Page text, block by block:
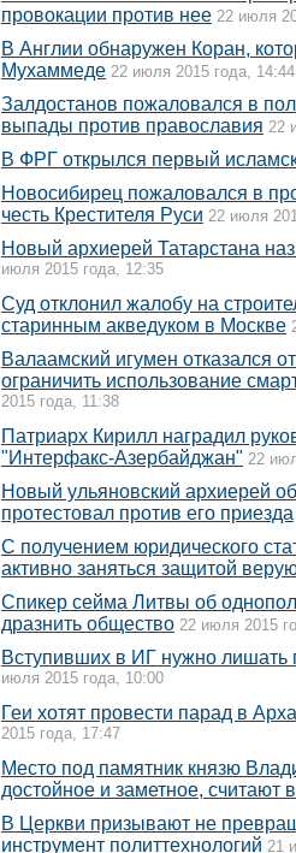
провокации против нее 22 июля
В Англии обнаружен Коран,
Мухаммеде 22 июля 2015 года, 14:44
Залдостанов пожаловался в
выпады против православия 22
В ФРГ открылся первый
Новосибирец пожаловался в
честь Крестителя Руси 22 июля
Новый архиерей Татарстана
июля 2015 года, 12:35
Суд отклонил жалобу на
старинным акведуком в Москве
Валаамский игумен отказался
ограничить использование
2015 года, 11:38
Патриарх Кирилл наградил
"Интерфакс-Азербайджан" 22
Новый ульяновский архиерей
протестовал против его приезда
С получением юридического
активно заняться защитой
Спикер сейма Литвы об
дразнить общество 22 июля 2015
Вступивших в ИГ нужно лишать
июля 2015 года, 10:00
Геи хотят провести парад в
2015 года, 17:47
Место под памятник князю
достойное и заметное, считают
В Церкви призывают не
инструмент политтехнологий 21